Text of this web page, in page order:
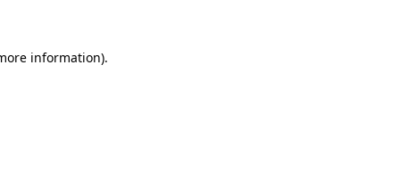
information).